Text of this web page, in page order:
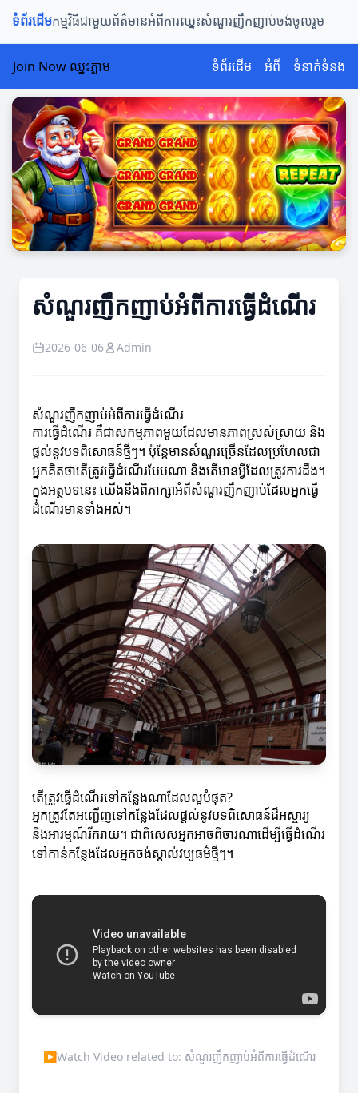
ទំព័រដើមកម្មវិធីជាមួយព័ត៌មានអំពីការឈ្នះសំណួរញឹកញាប់ចង់ចូលរួម
Join Now ឈ្នះភ្លាម ទំព័រដើម អំពី ទំនាក់ទំនង
សំណួរញឹកញាប់អំពីការធ្វើដំណើរ
2026-06-06 Admin
សំណួរញឹកញាប់អំពីការធ្វើដំណើរ
ការធ្វើដំណើរ គឺជាសកម្មភាពមួយដែលមានភាពស្រស់ស្រាយ និង
ផ្តល់នូវបទពិសោធន៍ថ្មីៗ។ ប៉ុន្តែមានសំណួរច្រើនដែលប្រហែលជា
អ្នកគិតថាតើត្រូវធ្វើដំណើរបែបណា និងតើមានអ្វីដែលត្រូវការដឹង។
ក្នុងអត្ថបទនេះ យើងនឹងពិភាក្សាអំពីសំណួរញឹកញាប់ដែលអ្នកធ្វើ
ដំណើរមានទាំងអស់។
តើត្រូវធ្វើដំណើរទៅកន្លែងណាដែលល្អបំផុត?
អ្នកត្រូវតែអញ្ជើញទៅកន្លែងដែលផ្តល់នូវបទពិសោធន៍ដ៏អស្ចារ្យ
និងអារម្មណ៍រីករាយ។ ជាពិសេសអ្នកអាចពិចារណាដើម្បីធ្វើដំណើរ
ទៅកាន់កន្លែងដែលអ្នកចង់ស្គាល់វប្បធម៌ថ្មីៗ។
▶Watch Video related to: សំណួរញឹកញាប់អំពីការធ្វើដំណើរ